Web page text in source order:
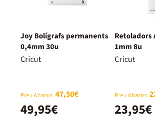
Joy Bolígrafs permanents
0,4mm 30u
Cricut
Preu Abacus 47,50€
49,95€
Retoladors
1mm 8u
Cricut
Preu Abacus
23,95€